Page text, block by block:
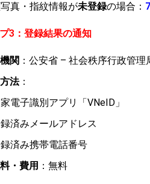
真・指紋情報が未登録の場合：
3：登録結果の通知
関 ：公安省 – 社会秩序行政管理
法：
電子識別アプリ「VNeID」
済みメールアドレス
済み携帯電話番号
・ 費用 ：無料